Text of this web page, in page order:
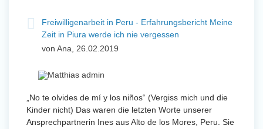
Freiwilligenarbeit in Peru - Erfahrungsbericht Meine
Zeit in Piura werde ich nie vergessen
von Ana, 26.02.2019
„No te olvides de mí y los niños“ (Vergiss mich und die
Kinder nicht) Das waren die letzten Worte unserer
Ansprechpartnerin Ines aus Alto de los Mores, Peru. Sie